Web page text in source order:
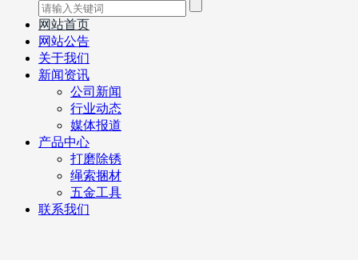
网站首页
网站公告
关于我们
新闻资讯
公司新闻
行业动态
媒体报道
产品中心
打磨除锈
绳索捆材
五金工具
联系我们